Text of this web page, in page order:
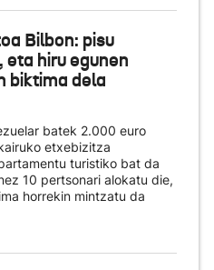
Bilbon: pisu
hiru egunen
biktima dela
batek 2.000 euro
etxebizitza
turistiko bat da
10 pertsonari alokatu die,
horrekin mintzatu da